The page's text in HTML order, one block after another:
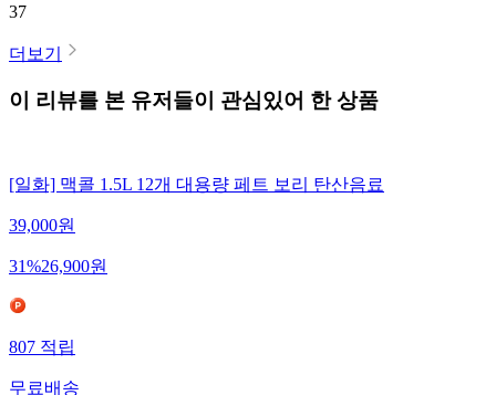
37
더보기
이 리뷰를 본 유저들이 관심있어 한 상품
[일화] 맥콜 1.5L 12개 대용량 페트 보리 탄산음료
39,000원
31%26,900원
807 적립
무료배송